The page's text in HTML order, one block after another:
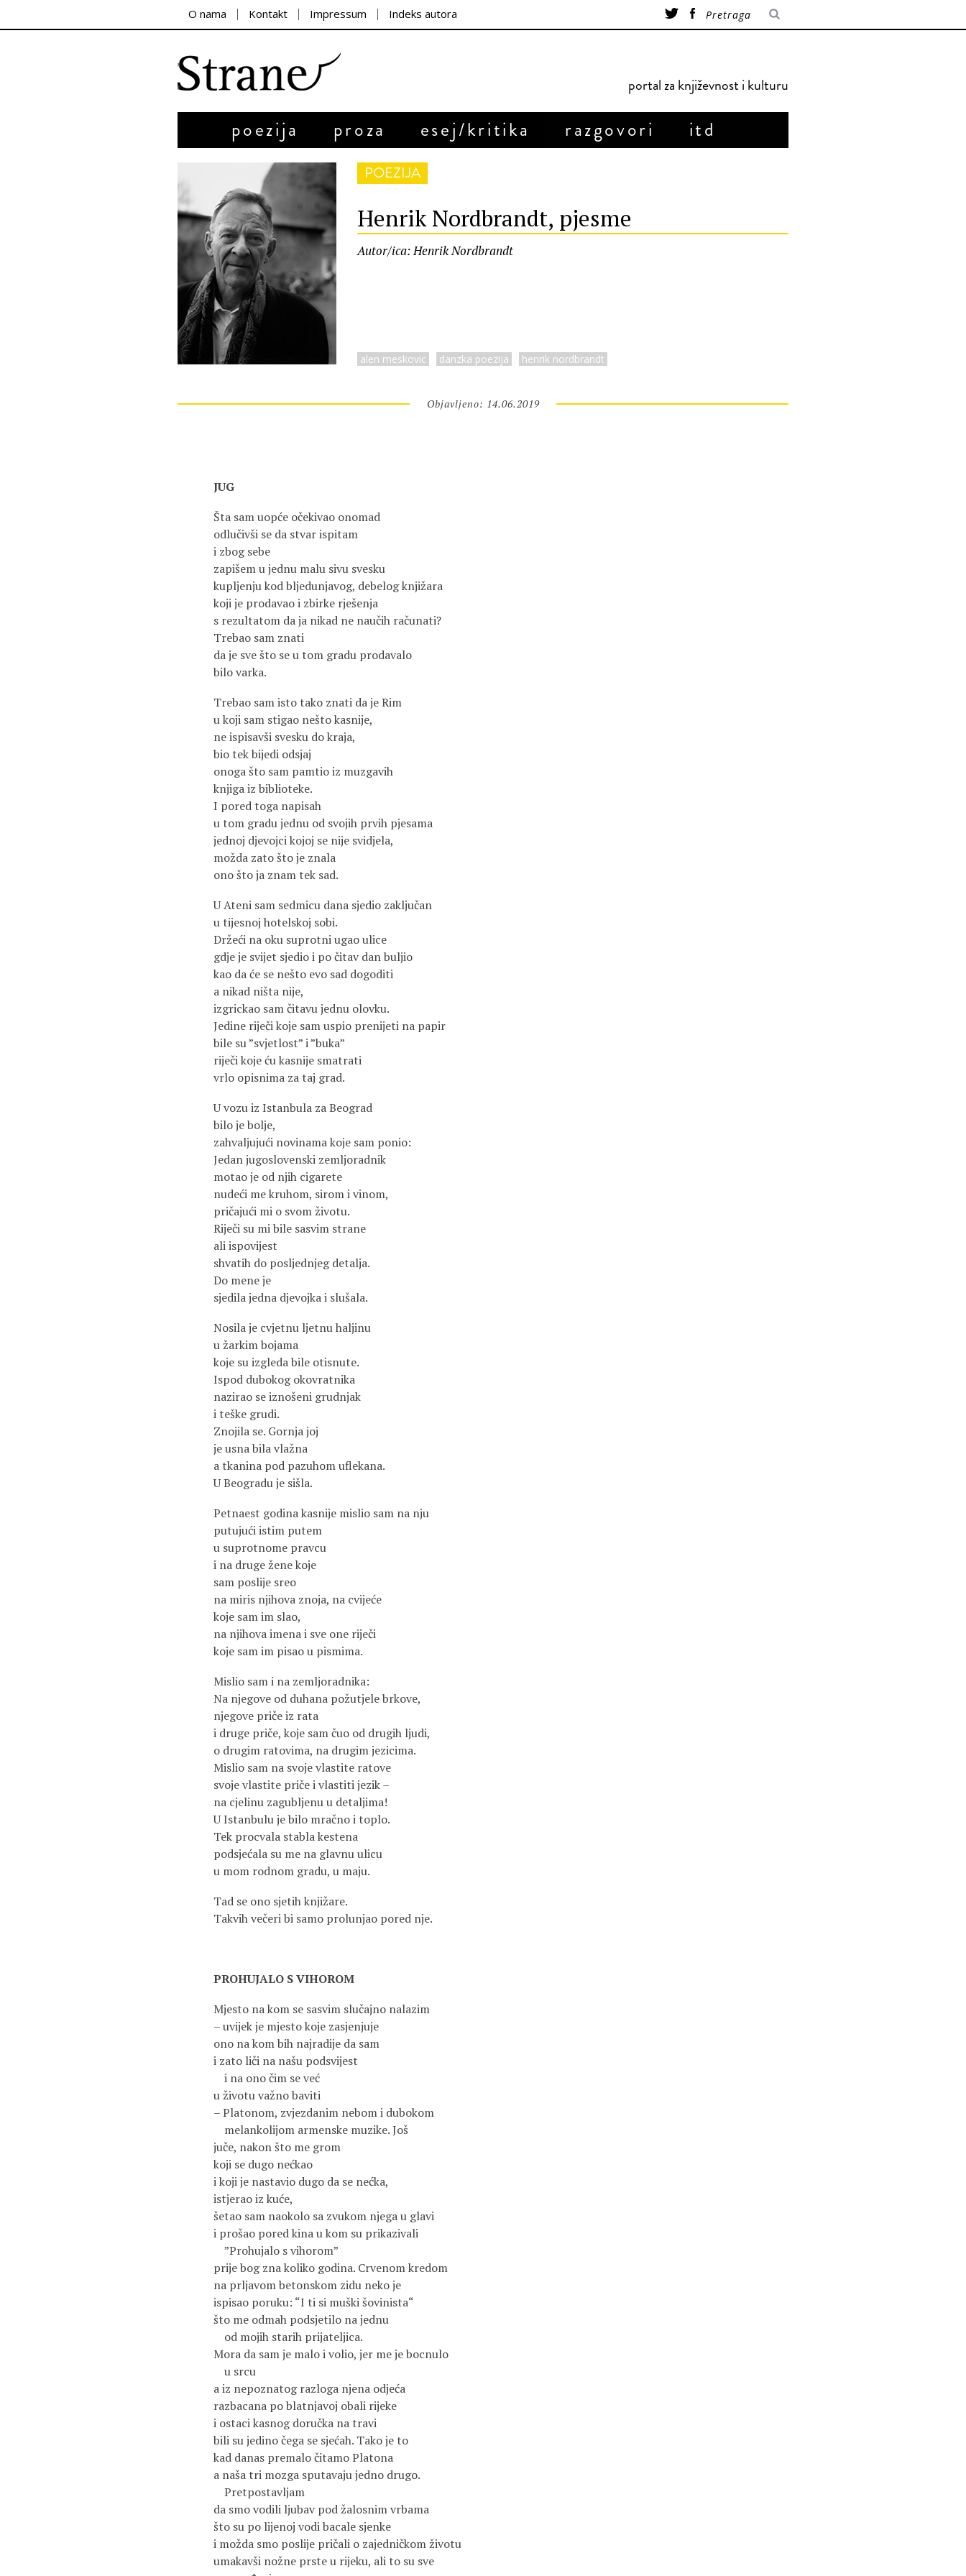
O nama Kontakt Impressum Indeks autora
portal za književnost i kulturu
poezija proza esej/kritika razgovori itd
POEZIJA
Henrik Nordbrandt, pjesme
Autor/ica: Henrik Nordbrandt
alen meskovic danzka poezija henrik nordbrandt
Objavljeno: 14.06.2019
JUG
Šta sam uopće očekivao onomad
odlučivši se da stvar ispitam
i zbog sebe
zapišem u jednu malu sivu svesku
kupljenju kod bljedunjavog, debelog knjižara
koji je prodavao i zbirke rješenja
s rezultatom da ja nikad ne naučih računati?
Trebao sam znati
da je sve što se u tom gradu prodavalo
bilo varka.
Trebao sam isto tako znati da je Rim
u koji sam stigao nešto kasnije,
ne ispisavši svesku do kraja,
bio tek bijedi odsjaj
onoga što sam pamtio iz muzgavih
knjiga iz biblioteke.
I pored toga napisah
u tom gradu jednu od svojih prvih pjesama
jednoj djevojci kojoj se nije svidjela,
možda zato što je znala
ono što ja znam tek sad.
U Ateni sam sedmicu dana sjedio zaključan
u tijesnoj hotelskoj sobi.
Držeći na oku suprotni ugao ulice
gdje je svijet sjedio i po čitav dan buljio
kao da će se nešto evo sad dogoditi
a nikad ništa nije,
izgrickao sam čitavu jednu olovku.
Jedine riječi koje sam uspio prenijeti na papir
bile su ”svjetlost” i ”buka”
riječi koje ću kasnije smatrati
vrlo opisnima za taj grad.
U vozu iz Istanbula za Beograd
bilo je bolje,
zahvaljujući novinama koje sam ponio:
Jedan jugoslovenski zemljoradnik
motao je od njih cigarete
nudeći me kruhom, sirom i vinom,
pričajući mi o svom životu.
Riječi su mi bile sasvim strane
ali ispovijest
shvatih do posljednjeg detalja.
Do mene je
sjedila jedna djevojka i slušala.
Nosila je cvjetnu ljetnu haljinu
u žarkim bojama
koje su izgleda bile otisnute.
Ispod dubokog okovratnika
nazirao se iznošeni grudnjak
i teške grudi.
Znojila se. Gornja joj
je usna bila vlažna
a tkanina pod pazuhom uflekana.
U Beogradu je sišla.
Petnaest godina kasnije mislio sam na nju
putujući istim putem
u suprotnome pravcu
i na druge žene koje
sam poslije sreo
na miris njihova znoja, na cvijeće
koje sam im slao,
na njihova imena i sve one riječi
koje sam im pisao u pismima.
Mislio sam i na zemljoradnika:
Na njegove od duhana požutjele brkove,
njegove priče iz rata
i druge priče, koje sam čuo od drugih ljudi,
o drugim ratovima, na drugim jezicima.
Mislio sam na svoje vlastite ratove
svoje vlastite priče i vlastiti jezik –
na cjelinu zagubljenu u detaljima!
U Istanbulu je bilo mračno i toplo.
Tek procvala stabla kestena
podsjećala su me na glavnu ulicu
u mom rodnom gradu, u maju.
Tad se ono sjetih knjižare.
Takvih večeri bi samo prolunjao pored nje.
PROHUJALO S VIHOROM
Mjesto na kom se sasvim slučajno nalazim
– uvijek je mjesto koje zasjenjuje
ono na kom bih najradije da sam
i zato liči na našu podsvijest
i na ono čim se već
u životu važno baviti
– Platonom, zvjezdanim nebom i dubokom
melankolijom armenske muzike. Još
juče, nakon što me grom
koji se dugo nećkao
i koji je nastavio dugo da se nećka,
istjerao iz kuće,
šetao sam naokolo sa zvukom njega u glavi
i prošao pored kina u kom su prikazivali
”Prohujalo s vihorom”
prije bog zna koliko godina. Crvenom kredom
na prljavom betonskom zidu neko je
ispisao poruku: “I ti si muški šovinista“
što me odmah podsjetilo na jednu
od mojih starih prijateljica.
Mora da sam je malo i volio, jer me je bocnulo
u srcu
a iz nepoznatog razloga njena odjeća
razbacana po blatnjavoj obali rijeke
i ostaci kasnog doručka na travi
bili su jedino čega se sjećah. Tako je to
kad danas premalo čitamo Platona
a naša tri mozga sputavaju jedno drugo.
Pretpostavljam
da smo vodili ljubav pod žalosnim vrbama
što su po lijenoj vodi bacale sjenke
i možda smo poslije pričali o zajedničkom životu
umakavši nožne prste u rijeku, ali to su sve